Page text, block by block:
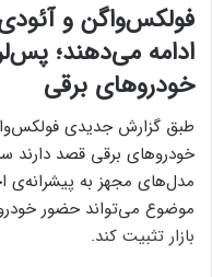
فولکس‌واگن و
ادامه می‌دهند؛
خودروهای برقی
طبق گزارش جدیدی
خودروهای برقی قصد دارند
مدل‌های مجهز به پیشرانه‌ی
موضوع می‌‌تواند حضور
بازار تثبیت کند.